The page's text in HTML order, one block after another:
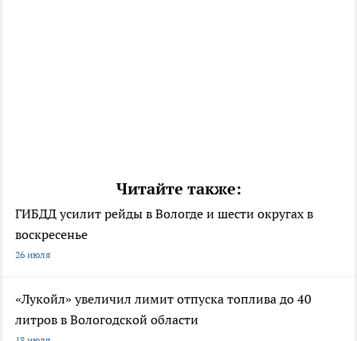
Читайте также:
ГИБДД усилит рейды в Вологде и шести округах в
воскресенье
26 июля
«Лукойл» увеличил лимит отпуска топлива до 40
литров в Вологодской области